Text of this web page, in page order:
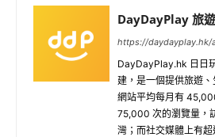
DayDayPlay 旅
https://daydayplay.hk/
DayDayPlay.hk 日日
建，是一個提供旅遊
網站平均每月有
75,000 次的瀏覽量，
灣；而社交媒體上有